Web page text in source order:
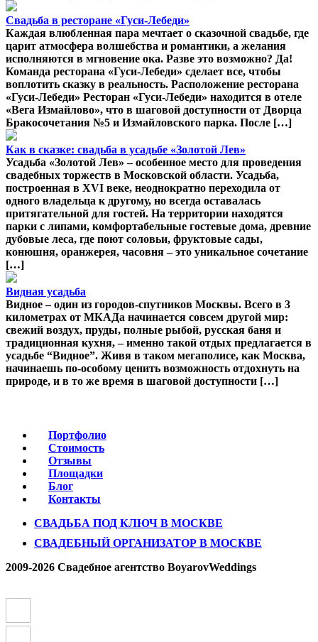
Свадьба в ресторане «Гуси-Лебеди»
Каждая влюбленная пара мечтает о сказочной свадьбе, где
царит атмосфера волшебства и романтики, а желания
исполняются в мгновение ока. Разве это возможно? Да!
Команда ресторана «Гуси-Лебеди» сделает все, чтобы
воплотить сказку в реальность. Расположение ресторана
«Гуси-Лебеди» Ресторан «Гуси-Лебеди» находится в отеле
«Вега Измайлово», что в шаговой доступности от Дворца
Бракосочетания №5 и Измайловского парка. После […]
Как в сказке: свадьба в усадьбе «Золотой Лев»
Усадьба «Золотой Лев» – особенное место для проведения
свадебных торжеств в Московской области. Усадьба,
построенная в XVI веке, неоднократно переходила от
одного владельца к другому, но всегда оставалась
притягательной для гостей. На территории находятся
парки с липами, комфортабельные гостевые дома, древние
дубовые леса, где поют соловьи, фруктовые сады,
конюшня, оранжерея, часовня – это уникальное сочетание
[…]
Видная усадьба
Видное – один из городов-спутников Москвы. Всего в 3
километрах от МКАДа начинается совсем другой мир:
свежий воздух, пруды, полные рыбой, русская баня и
традиционная кухня, – именно такой отдых предлагается в
усадьбе “Видное”. Живя в таком мегаполисе, как Москва,
начинаешь по-особому ценить возможность отдохнуть на
природе, и в то же время в шаговой доступности […]
Портфолио
Стоимость
Отзывы
Площадки
Блог
Контакты
СВАДЬБА ПОД КЛЮЧ В МОСКВЕ
СВАДЕБНЫЙ ОРГАНИЗАТОР В МОСКВЕ
2009-2026 Свадебное агентство BoyarovWeddings